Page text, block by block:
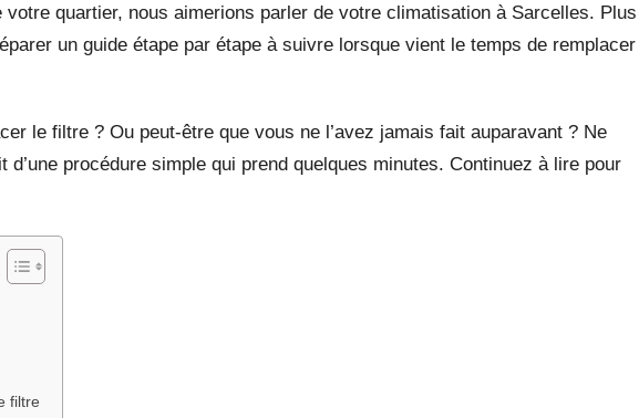
quartier, nous aimerions parler de votre climatisation à Sarcelles. Plus
un guide étape par étape à suivre lorsque vient le temps de remplacer
le filtre ? Ou peut-être que vous ne l’avez jamais fait auparavant ? Ne
d’une procédure simple qui prend quelques minutes. Continuez à lire pour
filtre